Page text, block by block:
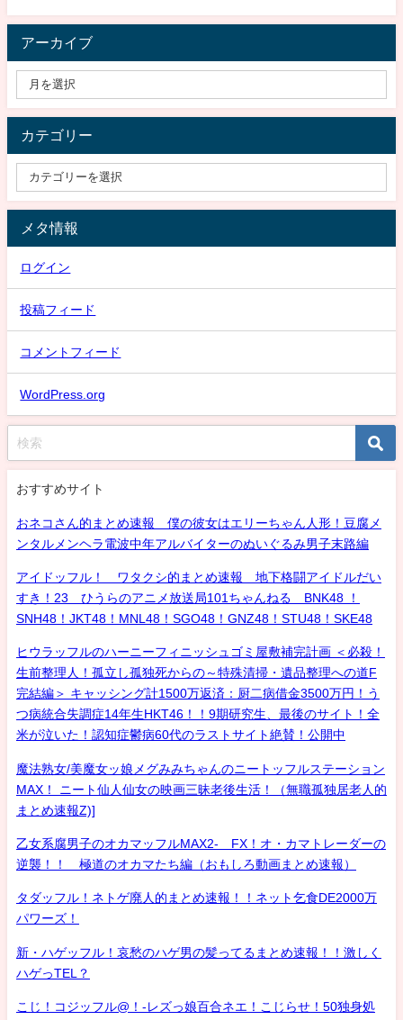
アーカイブ
カテゴリー
メタ情報
ログイン
投稿フィード
コメントフィード
WordPress.org
おすすめサイト
おネコさん的まとめ速報 僕の彼女はエリーちゃん人形！豆腐メ
ンタルメンヘラ電波中年アルバイターのぬいぐるみ男子末路編
アイドッフル！ ワタクシ的まとめ速報 地下格闘アイドルだい
すき！23 ひうらのアニメ放送局101ちゃんねる BNK48 ！
SNH48！JKT48！MNL48！SGO48！GNZ48！STU48！SKE48
ヒウラッフルのハーニーフィニッシュゴミ屋敷補完計画 ＜必殺！
生前整理人！孤立し孤独死からの～特殊清掃・遺品整理への道F
完結編＞ キャッシング計1500万返済：厨二病借金3500万円！う
つ病統合失調症14年生HKT46！！9期研究生、最後のサイト！全
米が泣いた！認知症鬱病60代のラストサイト絶賛！公開中
魔法熟女/美魔女ッ娘メグみみちゃんのニートッフルステーション
MAX！ ニート仙人仙女の映画三昧老後生活！（無職孤独居老人的
まとめ速報Z)]
乙女系腐男子のオカマッフルMAX2- FX！オ・カマトレーダーの
逆襲！！ 極道のオカマたち編（おもしろ動画まとめ速報）
タダッフル！ネトゲ廃人的まとめ速報！！ネット乞食DE2000万
パワーズ！
新・ハゲッフル！哀愁のハゲ男の髪ってるまとめ速報！！激しく
ハゲっTEL？
こじ！コジッフル@！-レズっ娘百合ネエ！こじらせ！50独身処